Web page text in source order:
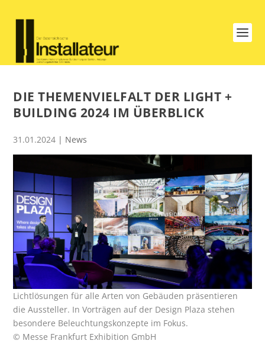
DIE THEMENVIELFALT DER LIGHT +
BUILDING 2024 IM ÜBERBLICK
31.01.2024 | News
Lichtlösungen für alle Arten von Gebäuden präsentieren
die Aussteller. In Vorträgen auf der Design Plaza stehen
besondere Beleuchtungskonzepte im Fokus.
© Messe Frankfurt Exhibition GmbH